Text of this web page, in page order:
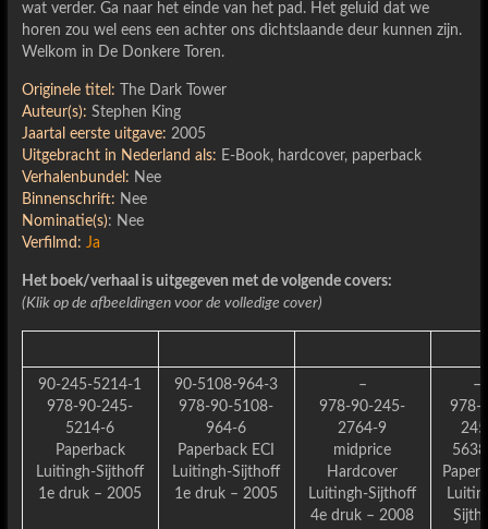
wat verder. Ga naar het einde van het pad. Het geluid dat we
horen zou wel eens een achter ons dichtslaande deur kunnen zijn.
Welkom in De Donkere Toren.
Originele titel: The Dark Tower
Auteur(s): Stephen King
Jaartal eerste uitgave: 2005
Uitgebracht in Nederland als: E-Book, hardcover, paperback
Verhalenbundel: Nee
Binnenschrift: Nee
Nominatie(s): Nee
Verfilmd: Ja
Het boek/verhaal is uitgegeven met de volgende covers:
(Klik op de afbeeldingen voor de volledige cover)
90-245-5214-1
978-90-245-
5214-6
Paperback
Luitingh-Sijthoff
1e druk – 2005
90-5108-964-3
978-90-5108-
964-6
Paperback ECI
Luitingh-Sijthoff
1e druk – 2005
–
978-90-245-
2764-9
midprice
Hardcover
Luitingh-Sijthoff
4e druk – 2008
–
978-